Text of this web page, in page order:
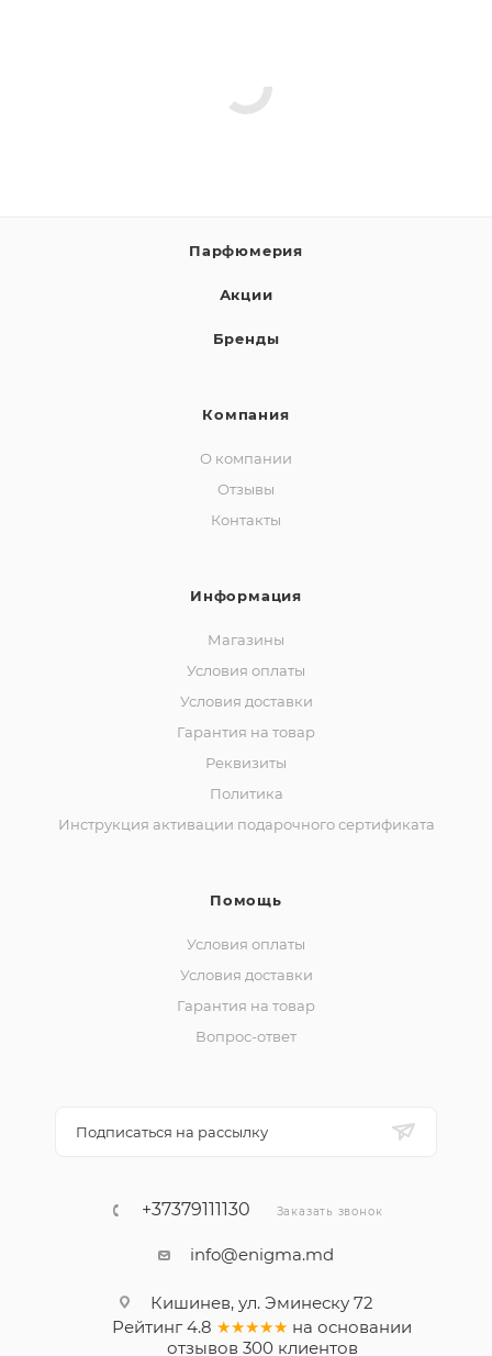
Парфюмерия
Акции
Бренды
Компания
О компании
Отзывы
Контакты
Информация
Магазины
Условия оплаты
Условия доставки
Гарантия на товар
Реквизиты
Политика
Инструкция активации подарочного сертификата
Помощь
Условия оплаты
Условия доставки
Гарантия на товар
Вопрос-ответ
Подписаться на рассылку
+37379111130 Заказать звонок
info@enigma.md
Кишинев, ул. Эминеску 72
Рейтинг 4.8 ★★★★★ на основании
отзывов 300клиентов